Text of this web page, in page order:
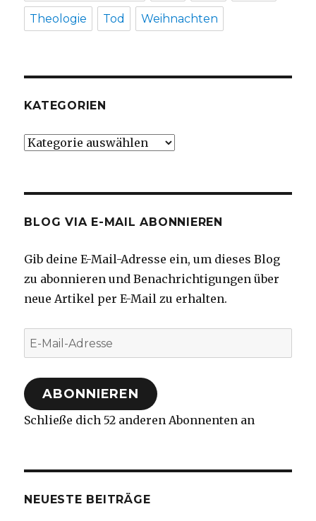
Theologie Tod Weihnachten
KATEGORIEN
Kategorien
BLOG VIA E-MAIL ABONNIEREN
Gib deine E-Mail-Adresse ein, um dieses Blog
zu abonnieren und Benachrichtigungen über
neue Artikel per E-Mail zu erhalten.
E-
Mail-
Adresse
ABONNIEREN
Schließe dich 52 anderen Abonnenten an
NEUESTE BEITRÄGE